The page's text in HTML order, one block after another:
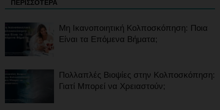
ΠΕΡΙΣΣΟΤΕΡΑ
Μη Ικανοποιητική Κολποσκόπηση: Ποια
Είναι τα Επόμενα Βήματα;
Πολλαπλές Βιοψίες στην Κολποσκόπηση:
Γιατί Μπορεί να Χρειαστούν;